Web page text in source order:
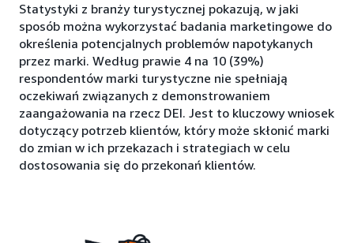
Statystyki z branży turystycznej pokazują, w jaki
sposób można wykorzystać badania marketingowe do
określenia potencjalnych problemów napotykanych
przez marki. Według prawie 4 na 10 (39%)
respondentów marki turystyczne nie spełniają
oczekiwań związanych z demonstrowaniem
zaangażowania na rzecz DEI. Jest to kluczowy wniosek
dotyczący potrzeb klientów, który może skłonić marki
do zmian w ich przekazach i strategiach w celu
dostosowania się do przekonań klientów.